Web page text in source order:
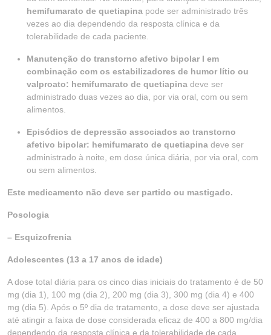
hemifumarato de quetiapina pode ser administrado três
vezes ao dia dependendo da resposta clínica e da
tolerabilidade de cada paciente.
Manutenção do transtorno afetivo bipolar I em
combinação com os estabilizadores de humor lítio ou
valproato: hemifumarato de quetiapina deve ser
administrado duas vezes ao dia, por via oral, com ou sem
alimentos.
Episódios de depressão associados ao transtorno
afetivo bipolar: hemifumarato de quetiapina deve ser
administrado à noite, em dose única diária, por via oral, com
ou sem alimentos.
Este medicamento não deve ser partido ou mastigado.
Posologia
– Esquizofrenia
Adolescentes (13 a 17 anos de idade)
A dose total diária para os cinco dias iniciais do tratamento é de 50
mg (dia 1), 100 mg (dia 2), 200 mg (dia 3), 300 mg (dia 4) e 400
mg (dia 5). Após o 5º dia de tratamento, a dose deve ser ajustada
até atingir a faixa de dose considerada eficaz de 400 a 800 mg/dia
dependendo da resposta clínica e da tolerabilidade de cada